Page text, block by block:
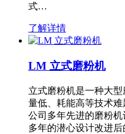
式…
了解详情
LM 立式磨粉机
立式磨粉机是一种大
量低、耗能高等技术
公司多年先进的磨粉
多年的潜心设计改进